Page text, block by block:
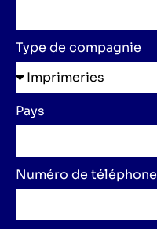
Type de compagnie
Pays
Numéro de téléphone